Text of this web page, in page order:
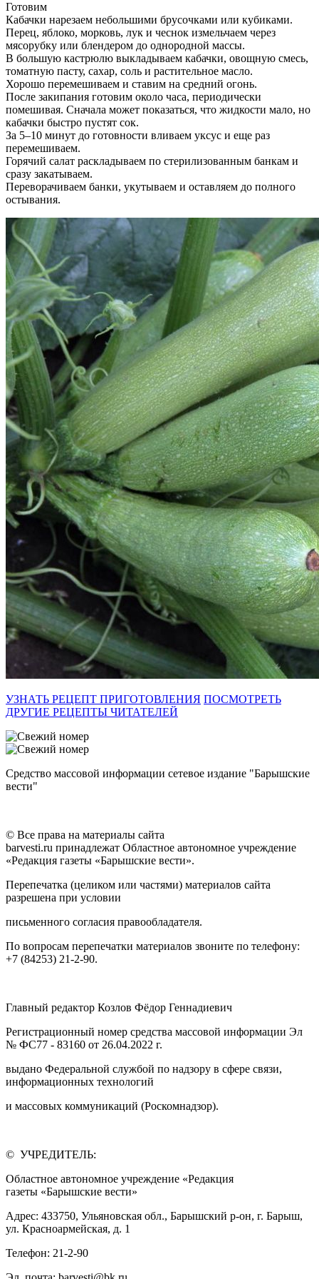
Готовим
Кабачки нарезаем небольшими брусочками или кубиками.
Перец, яблоко, морковь, лук и чеснок измельчаем через
мясорубку или блендером до однородной массы.
В большую кастрюлю выкладываем кабачки, овощную смесь,
томатную пасту, сахар, соль и растительное масло.
Хорошо перемешиваем и ставим на средний огонь.
После закипания готовим около часа, периодически
помешивая. Сначала может показаться, что жидкости мало, но
кабачки быстро пустят сок.
За 5–10 минут до готовности вливаем уксус и еще раз
перемешиваем.
Горячий салат раскладываем по стерилизованным банкам и
сразу закатываем.
Переворачиваем банки, укутываем и оставляем до полного
остывания.
УЗНАТЬ РЕЦЕПТ ПРИГОТОВЛЕНИЯ ПОСМОТРЕТЬ
ДРУГИЕ РЕЦЕПТЫ ЧИТАТЕЛЕЙ
Средство массовой информации сетевое издание "Барышские
вести"
© Все права на материалы сайта
barvesti.ru принадлежат Областное автономное учреждение
«Редакция газеты «Барышские вести».
Перепечатка (целиком или частями) материалов сайта
разрешена при условии
письменного согласия правообладателя.
По вопросам перепечатки материалов звоните по телефону:
+7 (84253) 21-2-90.
Главный редактор Козлов Фёдор Геннадиевич
Регистрационный номер средства массовой информации Эл
№ ФС77 - 83160 от 26.04.2022 г.
выдано Федеральной службой по надзору в сфере связи,
информационных технологий
и массовых коммуникаций (Роскомнадзор).
© УЧРЕДИТЕЛЬ:
Областное автономное учреждение «Редакция
газеты «Барышские вести»
Адрес: 433750, Ульяновская обл., Барышский р-он, г. Барыш,
ул. Красноармейская, д. 1
Телефон: 21-2-90